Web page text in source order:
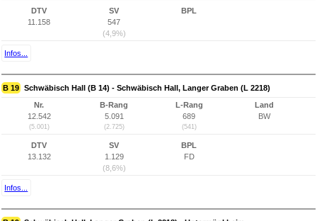
DTV
11.158
SV
547
(4,9%)
BPL
Infos...
B 19 Schwäbisch Hall (B 14) - Schwäbisch Hall, Langer Graben (L 2218)
Nr.
12.542
(5.001)
B-Rang
5.091
(2.725)
L-Rang
689
(541)
Land
BW
DTV
13.132
SV
1.129
(8,6%)
BPL
FD
Infos...